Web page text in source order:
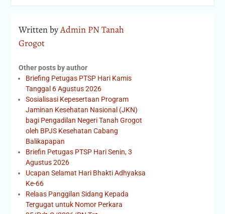
Written byAdmin PN Tanah
Grogot
Other posts by author
Briefing Petugas PTSP Hari Kamis
Tanggal 6 Agustus 2026
Sosialisasi Kepesertaan Program
Jaminan Kesehatan Nasional (JKN)
bagi Pengadilan Negeri Tanah Grogot
oleh BPJS Kesehatan Cabang
Balikapapan
Briefin Petugas PTSP Hari Senin, 3
Agustus 2026
Ucapan Selamat Hari Bhakti Adhyaksa
Ke-66
Relaas Panggilan Sidang Kepada
Tergugat untuk Nomor Perkara